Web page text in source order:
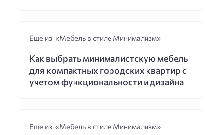
Еще из «Мебель в стиле Минимализм»
Как выбрать минималистскую мебель
для компактных городских квартир с
учетом функциональности и дизайна
Еще из «Мебель в стиле Минимализм»